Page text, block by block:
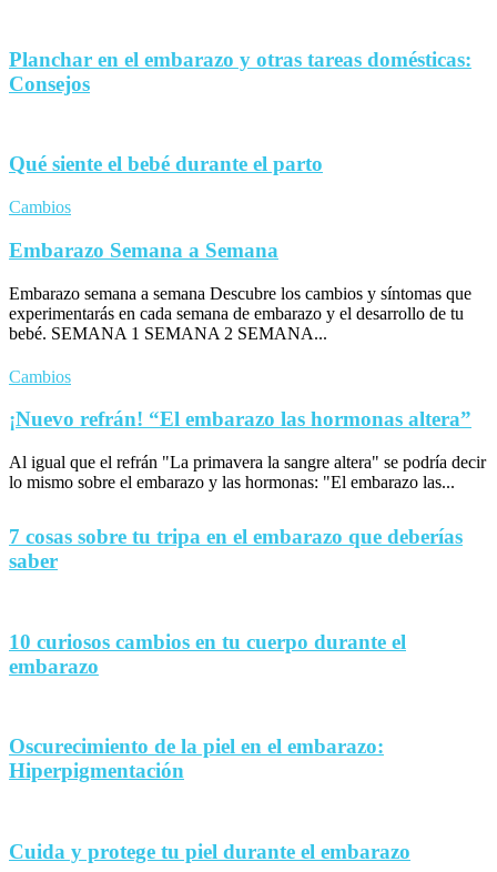
Planchar en el embarazo y otras tareas domésticas:
Consejos
Qué siente el bebé durante el parto
Cambios
Embarazo Semana a Semana
Embarazo semana a semana Descubre los cambios y síntomas que
experimentarás en cada semana de embarazo y el desarrollo de tu
bebé. SEMANA 1 SEMANA 2 SEMANA...
Cambios
¡Nuevo refrán! “El embarazo las hormonas altera”
Al igual que el refrán "La primavera la sangre altera" se podría decir
lo mismo sobre el embarazo y las hormonas: "El embarazo las...
7 cosas sobre tu tripa en el embarazo que deberías
saber
10 curiosos cambios en tu cuerpo durante el
embarazo
Oscurecimiento de la piel en el embarazo:
Hiperpigmentación
Cuida y protege tu piel durante el embarazo